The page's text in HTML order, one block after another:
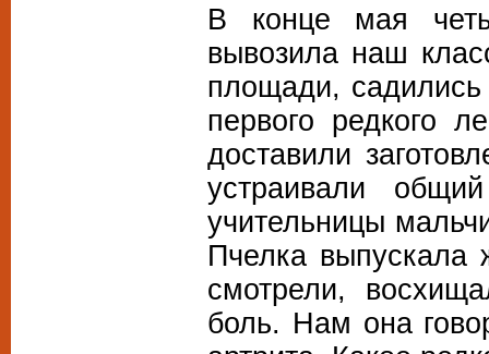
В конце мая
вывозила наш
площади, садились
первого редкого
доставили
устраивали
учительницы
Пчелка
смотрели,
боль. Нам она